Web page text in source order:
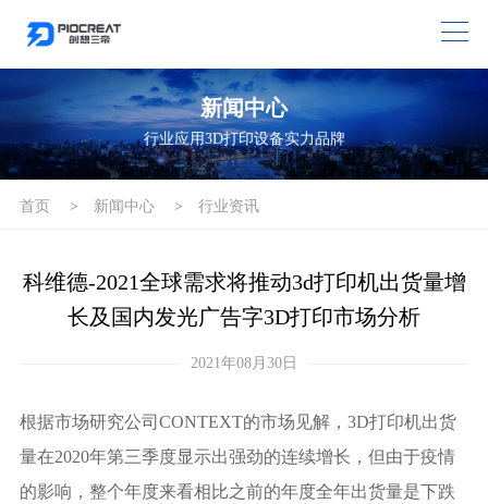
新闻中心
行业应用3D打印设备实力品牌
首页 > 新闻中心 > 行业资讯
科维德-2021全球需求将推动3d打印机出货量增
长及国内发光广告字3D打印市场分析
2021年08月30日
根据市场研究公司CONTEXT的市场见解，3D打印机出货
量在2020年第三季度显示出强劲的连续增长，但由于疫情
的影响，整个年度来看相比之前的年度全年出货量是下跌